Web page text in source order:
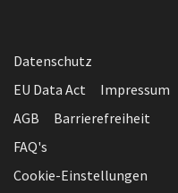
Datenschutz
EU Data Act
Impressum
AGB
Barrierefreiheit
FAQ's
Cookie-Einstellungen